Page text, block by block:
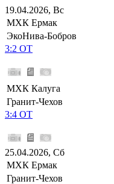
19.04.2026, Вс
МХК Ермак
ЭкоНива-Бобров
3:2 ОТ
МХК Калуга
Гранит-Чехов
3:4 ОТ
25.04.2026, Сб
МХК Ермак
Гранит-Чехов